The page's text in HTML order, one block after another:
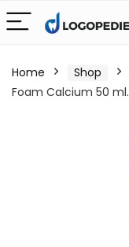
Home Shop
Foam Calcium 50 ml.